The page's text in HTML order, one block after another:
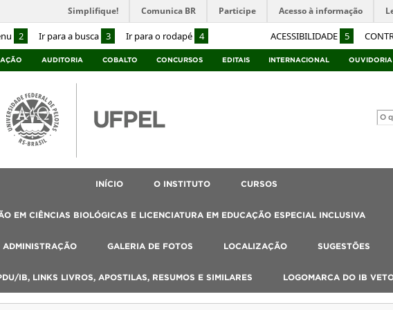
2 Ir para a busca 3 Ir para o rodapé 4 ACESSIBILIDADE 5
Simplifique! Comunica BR Participe Acesso à informação
AUDITORIA COBALTO CONCURSOS EDITAIS INTERNACIONAL OUVIDORIA
INÍCIO O INSTITUTO CURSOS
EM CIÊNCIAS BIOLÓGICAS E LICENCIATURA EM EDUCAÇÃO ESPECIAL INCLUSIVA
ADMINISTRAÇÃO GALERIA DE FOTOS LOCALIZAÇÃO SUGESTÕES
IB, LINKS LIVROS, APOSTILAS, RESUMOS E SIMILARES LOGOMARCA DO IB